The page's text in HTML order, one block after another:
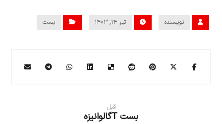
نویسنده تیر ۱۴, ۱۴۰۳ بست
قبل
بست Tگالوانیزه